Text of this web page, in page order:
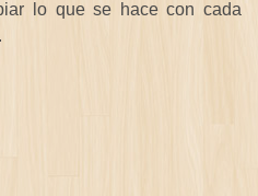
lo que se hace con cada